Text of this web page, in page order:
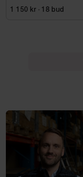
1 150 kr · 18 bud